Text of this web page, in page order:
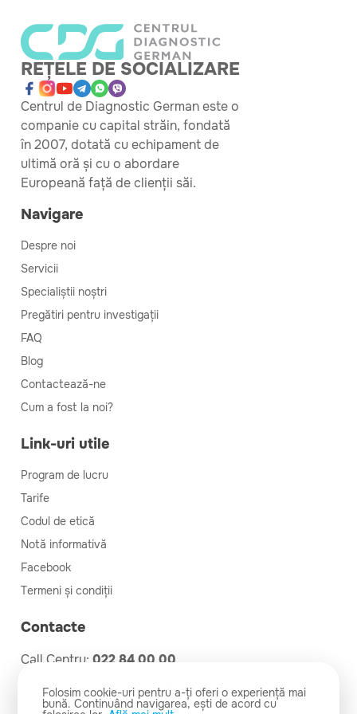
REȚELE DE SOCIALIZARE
Centrul de Diagnostic German este o
companie cu capital străin, fondată
în 2007, dotată cu echipament de
ultimă oră și cu o abordare
Europeană față de clienții săi.
Navigare
Despre noi
Servicii
Specialiștii noștri
Pregătiri pentru investigații
FAQ
Blog
Contactează-ne
Cum a fost la noi?
Link-uri utile
Program de lucru
Tarife
Codul de etică
Notă informativă
Facebook
Termeni și condiții
Contacte
Call Centru: 022 84 00 00
Adresa:
bd. C. Negruzzi 4/2,
Chișinău
Folosim cookie-uri pentru a-ți oferi o experiență mai
bună. Continuând navigarea, ești de acord cu